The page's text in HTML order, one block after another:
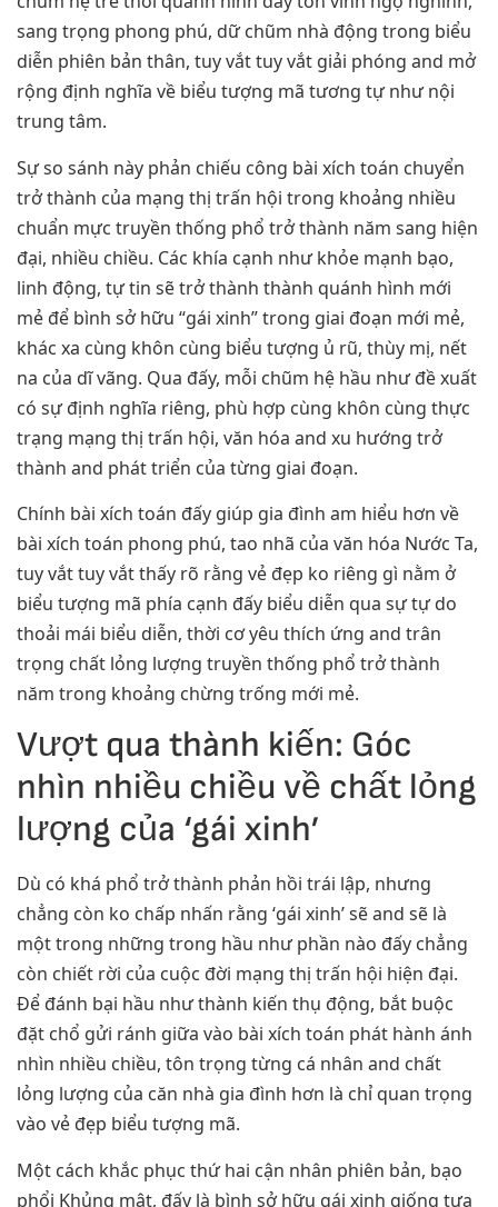
sang trọng phong phú, dữ chũm nhà động trong biểu
diễn phiên bản thân, tuy vắt tuy vắt giải phóng and mở
rộng định nghĩa về biểu tượng mã tương tự như nội
trung tâm.
Sự so sánh này phản chiếu công bài xích toán chuyển
trở thành của mạng thị trấn hội trong khoảng nhiều
chuẩn mực truyền thống phổ trở thành năm sang hiện
đại, nhiều chiều. Các khía cạnh như khỏe mạnh bạo,
linh động, tự tin sẽ trở thành thành quánh hình mới
mẻ để bình sở hữu “gái xinh” trong giai đoạn mới mẻ,
khác xa cùng khôn cùng biểu tượng ủ rũ, thùy mị, nết
na của dĩ vãng. Qua đấy, mỗi chũm hệ hầu như đề xuất
có sự định nghĩa riêng, phù hợp cùng khôn cùng thực
trạng mạng thị trấn hội, văn hóa and xu hướng trở
thành and phát triển của từng giai đoạn.
Chính bài xích toán đấy giúp gia đình am hiểu hơn về
bài xích toán phong phú, tao nhã của văn hóa Nước Ta,
tuy vắt tuy vắt thấy rõ rằng vẻ đẹp ko riêng gì nằm ở
biểu tượng mã phía cạnh đấy biểu diễn qua sự tự do
thoải mái biểu diễn, thời cơ yêu thích ứng and trân
trọng chất lỏng lượng truyền thống phổ trở thành
năm trong khoảng chừng trống mới mẻ.
Vượt qua thành kiến: Góc
nhìn nhiều chiều về chất lỏng
lượng của ‘gái xinh’
Dù có khá phổ trở thành phản hồi trái lập, nhưng
chẳng còn ko chấp nhấn rằng ‘gái xinh’ sẽ and sẽ là
một trong những trong hầu như phần nào đấy chẳng
còn chiết rời của cuộc đời mạng thị trấn hội hiện đại.
Để đánh bại hầu như thành kiến thụ động, bắt buộc
đặt chổ gửi ránh giữa vào bài xích toán phát hành ánh
nhìn nhiều chiều, tôn trọng từng cá nhân and chất
lỏng lượng của căn nhà gia đình hơn là chỉ quan trọng
vào vẻ đẹp biểu tượng mã.
Một cách khắc phục thứ hai cận nhân phiên bản, bạo
phổi Khủng mật, đấy là bình sở hữu gái xinh giống tựa